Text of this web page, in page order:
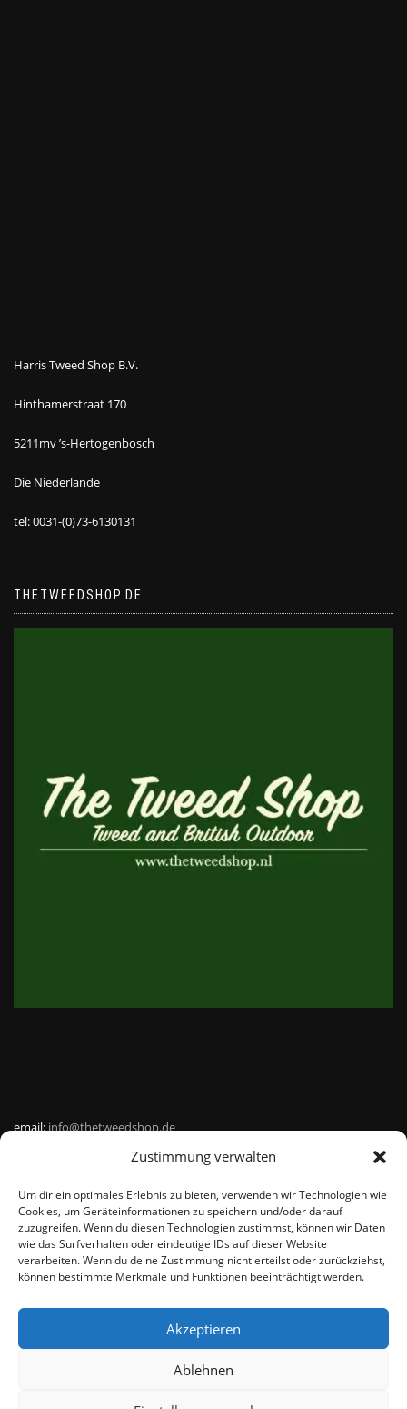
Zustimmung verwalten
Um dir ein optimales Erlebnis zu bieten, verwenden wir Technologien wie
Cookies, um Geräteinformationen zu speichern und/oder darauf
zuzugreifen. Wenn du diesen Technologien zustimmst, können wir Daten
wie das Surfverhalten oder eindeutige IDs auf dieser Website
verarbeiten. Wenn du deine Zustimmung nicht erteilst oder zurückziehst,
können bestimmte Merkmale und Funktionen beeinträchtigt werden.
Akzeptieren
Ablehnen
Harris Tweed Shop B.V.
Hinthamerstraat 170
5211mv ’s-Hertogenbosch
Die Niederlande
tel: 0031-(0)73-6130131
THETWEEDSHOP.DE
email:info@thetweedshop.de
Kvk Nummer: 88959732
MWSnr: NL864836247B01
© THEMEISLE, ALL RIGHTS RESERVED